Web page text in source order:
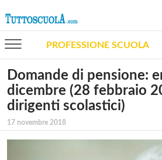
PROFESSIONE SCUOLA
Domande di pensione:
dicembre (28 febbraio
dirigenti scolastici)
17 novembre 2018